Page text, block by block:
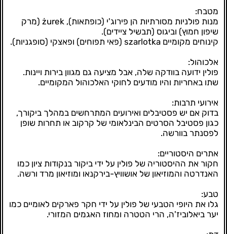
מטבח:
מנות פולניות מסורתיות הן פירוג'י (כופתאות), żurek (מרק
שיפון חמוץ) וביגוס (תבשיל ציידים).
קינוחים מקומיים szarlotka (פאי תפוחים) ופאצקי (סופגניות).
אלכוהול:
פולין ידועה בוודקה שלה, אבל מציעה גם מגוון בירות ויינות.
שתו באחריות והיו מודעים לחוקי האלכוהול המקומיים.
אירועי תרבות:
בדוק אם יש פסטיבלים ואירועים המתרחשים במהלך ביקורך,
כגון פסטיבל הסרטים הבינלאומי של קרקוב או תחרות שופן
לפסנתר בוורשה.
אתרים היסטוריים:
חקור את ההיסטוריה של פולין על ידי ביקור בנקודות ציון כמו
האנדרטה והמוזיאון של אושוויץ-בירקנאו ומוזיאון מרד ורשה.
טבע:
גלו את היופי הטבעי של פולין על ידי חקר פארקים לאומיים כמו
יער ביאלוביז'ה, הרי הטטרה ומחוז האגמים המזורי.